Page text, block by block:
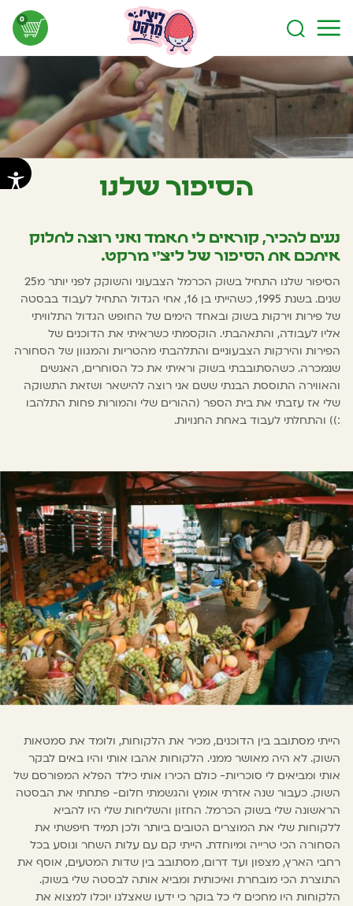
0
הסיפור שלנו
נעים להכיר, קוראים לי חאמד ואני רוצה לחלוק
איתכם את הסיפור של ליצ'י מרקט.
הסיפור שלנו התחיל בשוק הכרמל הצבעוני והשוקק לפני יותר מ25
שנים. בשנת 1995, כשהייתי בן 16, אחי הגדול התחיל לעבוד בבסטה
של פירות וירקות בשוק ובאחד הימים של החופש הגדול התלוויתי
אליו לעבודה, והתאהבתי. הוקסמתי כשראיתי את הדוכנים של
הפירות והירקות הצבעוניים והתלהבתי מהטריות והמגוון של הסחורה
שנמכרה. כשהסתובבתי בשוק וראיתי את כל הסוחרים, האנשים
והאווירה התוססת הבנתי ששם אני רוצה להישאר ושזאת התשוקה
שלי אז עזבתי את בית הספר (ההורים שלי והמורות פחות התלהבו
:)) והתחלתי לעבוד באחת החנויות.
הייתי מסתובב בין הדוכנים, מכיר את הלקוחות, ולומד את סמטאות
השוק. לא היה מאושר ממני. הלקוחות אהבו אותי והיו באים לבקר
אותי ומביאים לי סוכריות- כולם הכירו אותי כילד הפלא המפורסם של
השוק. כעבור שנה אזרתי אומץ והגשמתי חלום- פתחתי את הבסטה
הראשונה שלי בשוק הכרמל. החזון והשליחות שלי היו להביא
ללקוחות שלי את המוצרים הטובים ביותר ולכן תמיד חיפשתי את
הסחורה הכי טרייה ומיוחדת. הייתי קם עם עלות השחר ונוסע בכל
רחבי הארץ, מצפון ועד דרום, מסתובב בין שדות המטעים, אוסף את
התוצרת הכי מובחרת ואיכותית ומביא אותה לבסטה שלי בשוק.
הלקוחות היו מחכים לי כל בוקר כי ידעו שאצלנו יוכלו למצוא את